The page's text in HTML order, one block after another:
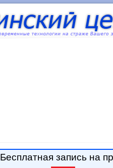
Бесплатная запись на